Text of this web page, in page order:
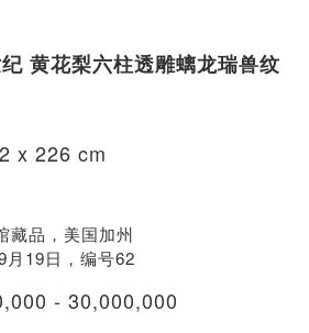
黄花梨六柱透雕螭龙瑞兽纹
x 226 cm
藏品，美国加州
月19日，编号62
- 30,000,000